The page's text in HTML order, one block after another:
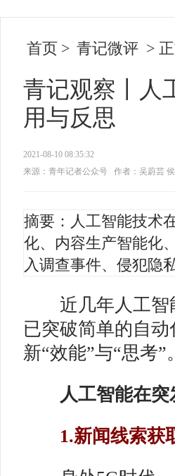
首页 > 青记微评 >
青记观察丨人
用与反思
2021-08-10 08:35:32
来源：青年记者公众号
作者：吴蔚芸
摘要：人工智能技术
化、内容生产智能化
入调查事件、侵犯隐
近几年人工智
已突破简单的自
新“效能”与“思考”。
人工智能在突
1.新闻线索获